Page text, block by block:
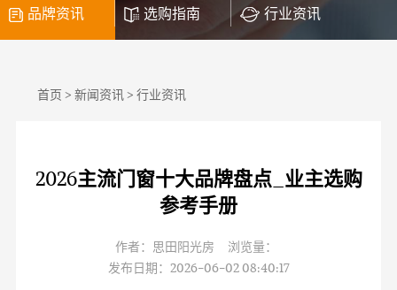
品牌资讯 选购指南 行业资讯
首页 > 新闻资讯> 行业资讯
2026主流门窗十大品牌盘点_业主选购
参考手册
作者：思田阳光房 浏览量：
发布日期：2026-06-02 08:40:17